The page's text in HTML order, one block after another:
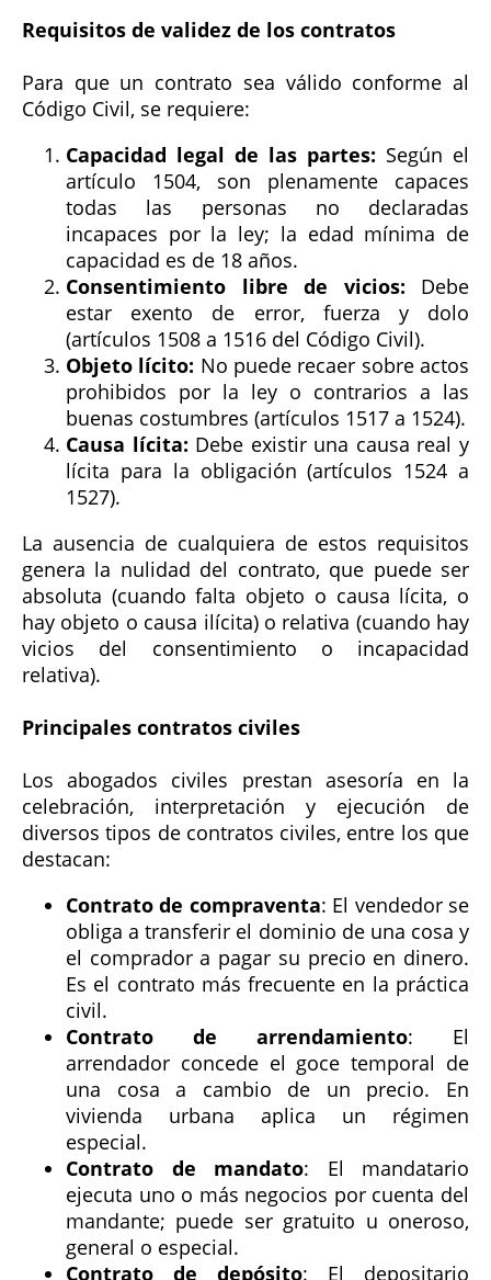
Requisitos de validez de los contratos
Para que un contrato sea válido conforme al
Código Civil, se requiere:
Capacidad legal de las partes: Según el
artículo 1504, son plenamente capaces
todas las personas no declaradas
incapaces por la ley; la edad mínima de
capacidad es de 18 años.
Consentimiento libre de vicios: Debe
estar exento de error, fuerza y dolo
(artículos 1508 a 1516 del Código Civil).
Objeto lícito: No puede recaer sobre actos
prohibidos por la ley o contrarios a las
buenas costumbres (artículos 1517 a 1524).
Causa lícita: Debe existir una causa real y
lícita para la obligación (artículos 1524 a
1527).
La ausencia de cualquiera de estos requisitos
genera la nulidad del contrato, que puede ser
absoluta (cuando falta objeto o causa lícita, o
hay objeto o causa ilícita) o relativa (cuando hay
vicios del consentimiento o incapacidad
relativa).
Principales contratos civiles
Los abogados civiles prestan asesoría en la
celebración, interpretación y ejecución de
diversos tipos de contratos civiles, entre los que
destacan:
Contrato de compraventa: El vendedor se
obliga a transferir el dominio de una cosa y
el comprador a pagar su precio en dinero.
Es el contrato más frecuente en la práctica
civil.
Contrato de arrendamiento: El
arrendador concede el goce temporal de
una cosa a cambio de un precio. En
vivienda urbana aplica un régimen
especial.
Contrato de mandato: El mandatario
ejecuta uno o más negocios por cuenta del
mandante; puede ser gratuito u oneroso,
general o especial.
Contrato de depósito: El depositario